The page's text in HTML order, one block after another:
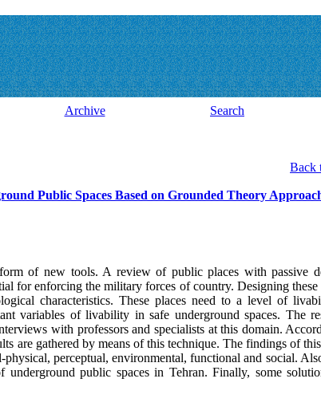
Archive Search
Back
Public Spaces Based on Grounded Theory
of new tools. A review of public places with passive
for enforcing the military forces of country. Designing these
characteristics. These places need to a level of
variables of livability in safe underground spaces. The
with professors and specialists at this domain.
are gathered by means of this technique. The findings of
perceptual, environmental, functional and social.
public spaces in Tehran. Finally, some